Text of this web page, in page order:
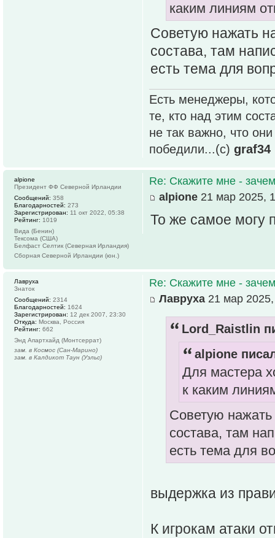
каким линиям
Советую нажать
состава, там
есть тема для
Есть менеджеры,
те, кто над этим
не так важно, что
победили...(с) graf34
Re: Скажите мне -
alpione 21 мар 2025,
То же самое могу
alpione
Президент ФФ Северной Ирландии
Сообщений: 358
Благодарностей: 273
Зарегистрирован: 11 окт 2022, 05:38
Рейтинг: 1019
Вида (Бенин)
Тексома (США)
Белфаст Селтик (Северная Ирландия)
Сборная Северной Ирландии (юн.)
Re: Скажите мне -
Лавруха 21 мар
Lord_Raistlin
alpione
Для мастера
к каким
Советую
состава, там
есть тема для
выдержка из
К игрокам атаки
Лавруха
Знаток
Сообщений: 2314
Благодарностей: 1624
Зарегистрирован: 12 дек 2007, 23:30
Откуда: Москва, Россия
Рейтинг: 662
Энд Апартхайд (Монтсеррат)
зам. в Космос (Сан-Марино)
зам. в Калдикот Таун (Уэльс)